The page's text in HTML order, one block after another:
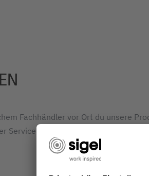
Fachhändler vor Ort du unsere
Service-Team informiert dich über